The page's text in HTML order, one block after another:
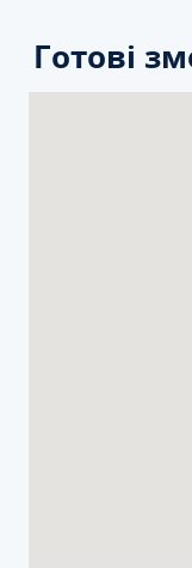
Готові